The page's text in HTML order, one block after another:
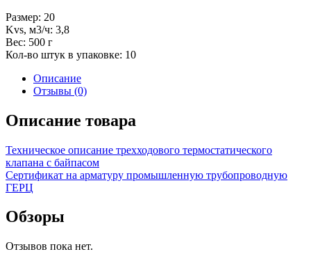
Размер: 20
Kvs, м3/ч: 3,8
Вес: 500 г
Кол-во штук в упаковке: 10
Описание
Отзывы (0)
Описание товара
Техническое описание трехходового термостатического
клапана с байпасом
Сертификат на арматуру промышленную трубопроводную
ГЕРЦ
Обзоры
Отзывов пока нет.